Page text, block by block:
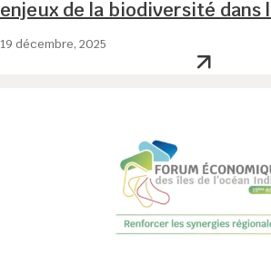
enjeux de la biodiversité
19 décembre, 2025